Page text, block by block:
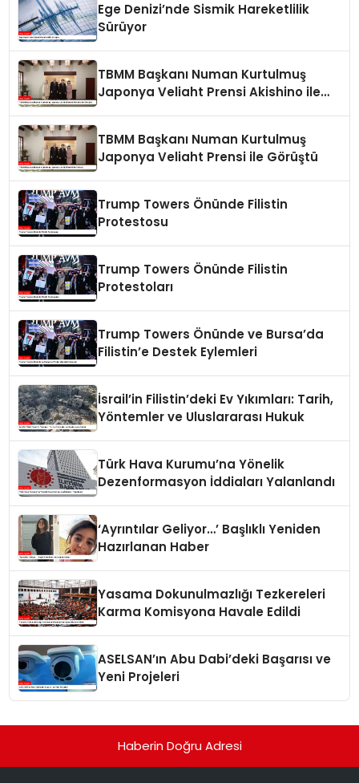
Ege Denizi’nde Sismik Hareketlilik
Sürüyor
TBMM Başkanı Numan Kurtulmuş
Japonya Veliaht Prensi Akishino ile
TBMM Başkanı Numan Kurtulmuş
Japonya Veliaht Prensi ile Görüştü
Trump Towers Önünde Filistin
Protestosu
Trump Towers Önünde Filistin
Protestoları
Trump Towers Önünde ve Bursa’da
Filistin’e Destek Eylemleri
İsrail’in Filistin’deki Ev Yıkımları: Tarih,
Yöntemler ve Uluslararası Hukuk
Türk Hava Kurumu’na Yönelik
Dezenformasyon İddiaları Yalanlandı
‘Ayrıntılar Geliyor…’ Başlıklı Yeniden
Hazırlanan Haber
Yasama Dokunulmazlığı Tezkereleri
Karma Komisyona Havale Edildi
ASELSAN’ın Abu Dabi’deki Başarısı ve
Yeni Projeleri
Haberin Doğru Adresi